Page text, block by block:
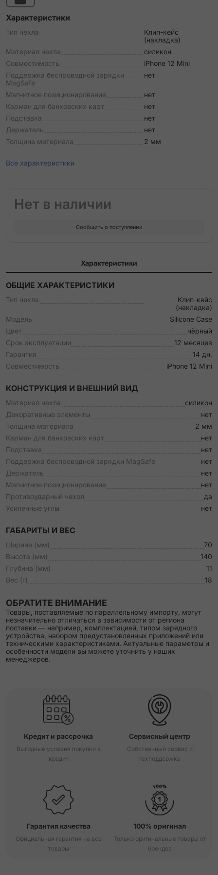
Характеристики
Тип чехла
Клип-кейс
(накладка)
Материал чехла
силикон
Совместимость
iPhone 12 Mini
Поддержка беспроводной зарядки
MagSafe
нет
Магнитное позиционирование
нет
Карман для банковских карт
нет
Подставка
нет
Держатель
нет
Толщина материала
2 мм
Все характеристики
Нет в наличии
Сообщить о поступлении
Характеристики
ОБЩИЕ ХАРАКТЕРИСТИКИ
Тип чехла
Клип-кейс
(накладка)
Модель
Silicone Case
Цвет
чёрный
Срок эксплуатации
12 месяцев
Гарантия
14 дн.
Совместимость
iPhone 12 Mini
КОНСТРУКЦИЯ И ВНЕШНИЙ ВИД
Материал чехла
силикон
Декоративные элементы
нет
Толщина материала
2 мм
Карман для банковских карт
нет
Подставка
нет
Поддержка беспроводной зарядки MagSafe
нет
Держатель
нет
Магнитное позиционирование
нет
Противоударный чехол
да
Усиленные углы
нет
ГАБАРИТЫ И ВЕС
Ширина (мм)
70
Высота (мм)
140
Глубина (мм)
11
Вес (г)
18
ОБРАТИТЕ ВНИМАНИЕ
Товары, поставляемые по параллельному импорту, могут
незначительно отличаться в зависимости от региона
поставки — например, комплектацией, типом зарядного
устройства, набором предустановленных приложений или
техническими характеристиками. Актуальные параметры и
особенности модели вы можете уточнить у наших
менеджеров.
Кредит и рассрочка
Выгодные условия покупки в
кредит
Сервисный центр
Собственный сервис и
техподдержка
Гарантия качества
Официальная гарантия на все
товары
100% оригинал
Только оригинальные товары от
брендов